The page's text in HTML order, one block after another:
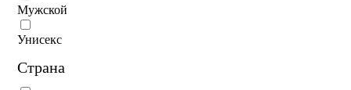
Мужской
Унисекс
Страна